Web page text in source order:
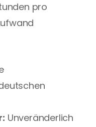
pro
Unveränderlich